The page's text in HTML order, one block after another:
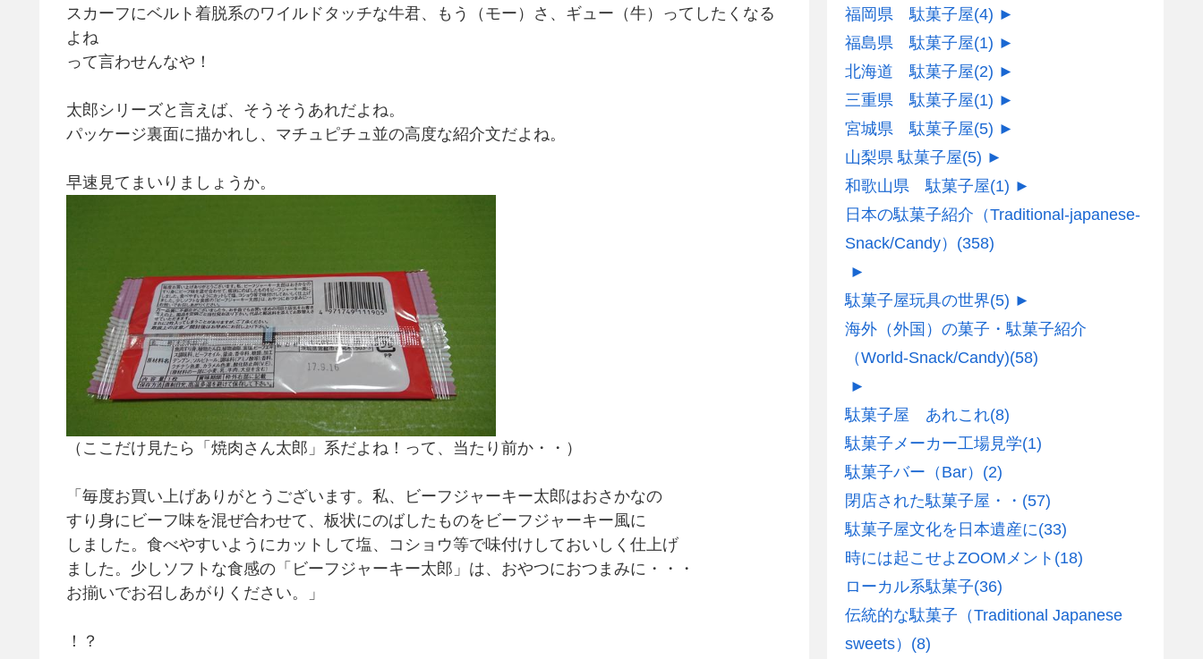
スカーフにベルト着脱系のワイルドタッチな牛君、もう（モー）さ、ギュー（牛）ってしたくなる
よね
って言わせんなや！
太郎シリーズと言えば、そうそうあれだよね。
パッケージ裏面に描かれし、マチュピチュ並の高度な紹介文だよね。
早速見てまいりましょうか。
（ここだけ見たら「焼肉さん太郎」系だよね！って、当たり前か・・）
「毎度お買い上げありがとうございます。私、ビーフジャーキー太郎はおさかなの
すり身にビーフ味を混ぜ合わせて、板状にのばしたものをビーフジャーキー風に
しました。食べやすいようにカットして塩、コショウ等で味付けしておいしく仕上げ
ました。少しソフトな食感の「ビーフジャーキー太郎」は、おやつにおつまみに・・・
お揃いでお召しあがりください。」
！？
福岡県 駄菓子屋(4) ►
福島県 駄菓子屋(1) ►
北海道 駄菓子屋(2) ►
三重県 駄菓子屋(1) ►
宮城県 駄菓子屋(5) ►
山梨県 駄菓子屋(5) ►
和歌山県 駄菓子屋(1) ►
日本の駄菓子紹介（Traditional-japanese-
Snack/Candy） (358)
►
駄菓子屋玩具の世界(5) ►
海外（外国）の菓子・駄菓子紹介
（World-Snack/Candy)(58)
►
駄菓子屋 あれこれ(8)
駄菓子メーカー工場見学(1)
駄菓子バー（Bar） (2)
閉店された駄菓子屋・・ (57)
駄菓子屋文化を日本遺産に(33)
時には起こせよZOOMメント (18)
ローカル系駄菓子(36)
伝統的な駄菓子（Traditional Japanese
sweets） (8)